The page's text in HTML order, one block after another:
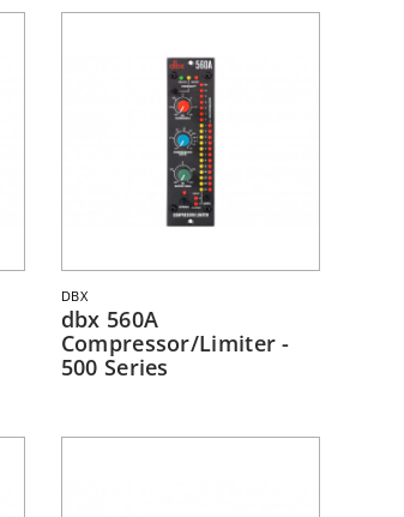
DBX
dbx 560A
Compressor/Limiter -
500 Series